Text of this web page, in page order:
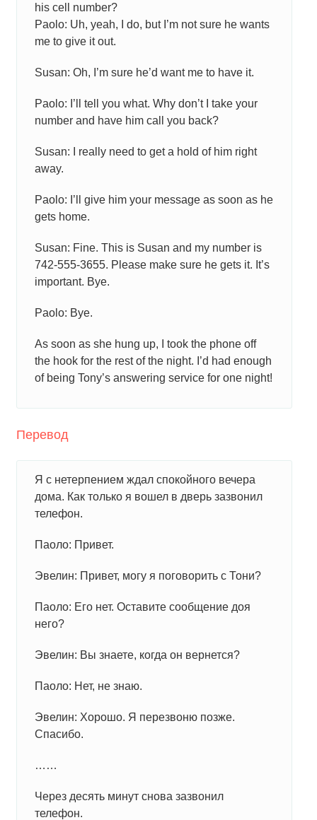
his cell number?
Paolo: Uh, yeah, I do, but I’m not sure he wants
me to give it out.
Susan: Oh, I’m sure he’d want me to have it.
Paolo: I’ll tell you what. Why don’t I take your
number and have him call you back?
Susan: I really need to get a hold of him right
away.
Paolo: I’ll give him your message as soon as he
gets home.
Susan: Fine. This is Susan and my number is
742-555-3655. Please make sure he gets it. It’s
important. Bye.
Paolo: Bye.
As soon as she hung up, I took the phone off
the hook for the rest of the night. I’d had enough
of being Tony’s answering service for one night!
Перевод
Я с нетерпением ждал спокойного вечера
дома. Как только я вошел в дверь зазвонил
телефон.
Паоло: Привет.
Эвелин: Привет, могу я поговорить с Тони?
Паоло: Его нет. Оставите сообщение доя
него?
Эвелин: Вы знаете, когда он вернется?
Паоло: Нет, не знаю.
Эвелин: Хорошо. Я перезвоню позже.
Спасибо.
……
Через десять минут снова зазвонил
телефон.